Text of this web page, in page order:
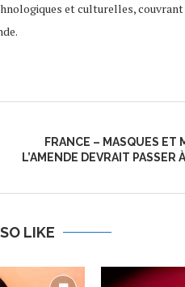
et culturelles, couvrant
FRANCE – MASQUES ET
L’AMENDE DEVRAIT PASSER
LIKE